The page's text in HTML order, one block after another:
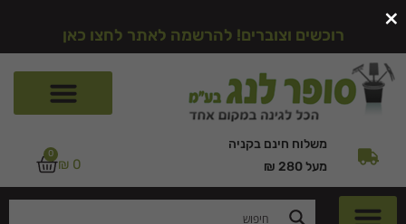
רוכשים וצוברים! להרשמה לאתר לחצו כאן
משלוח חינם בקניה
מעל 280 ₪
₪ 0
0
×